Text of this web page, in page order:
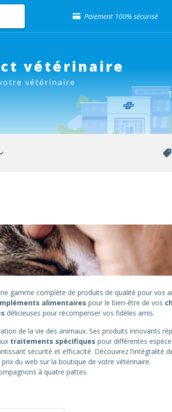
Paiement 100% sécurisé
Paiement 100% sécurisé
Livraison gratuite en clinique
Sélection de croquettes vétérinaire
vétérinaire
vétérinaire
gamme complète de produits de qualité pour vos
alimentaires pour le bien-être de vos
délicieuses pour récompenser vos fidèles amis.
de la vie des animaux. Ses produits innovants
traitements spécifiques pour différentes
sécurité et efficacité. Découvrez l'intégralité
du web sur la boutique de votre vétérinaire.
à quatre pattes.